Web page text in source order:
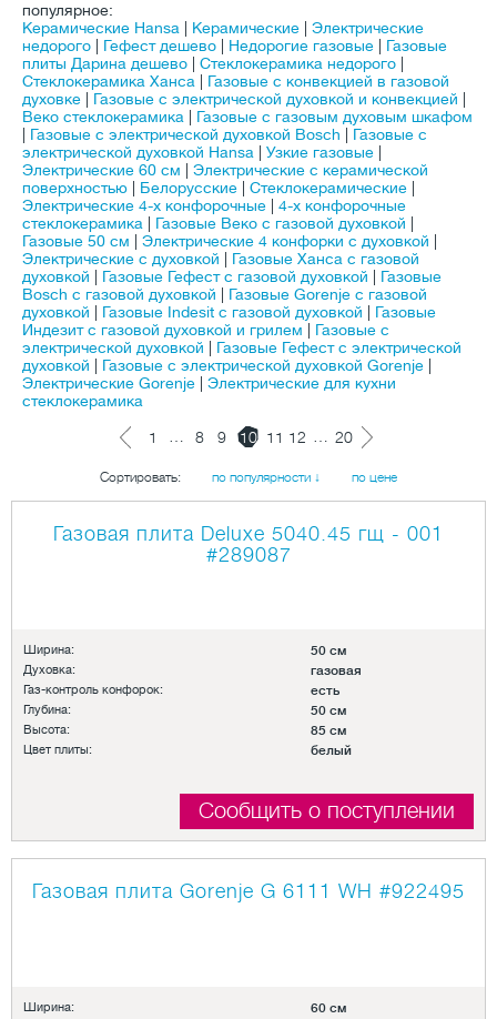
популярное:
Керамические Hansa
Керамические
Электрические
недорого
Гефест дешево Недорогие газовые
Газовые
плиты Дарина дешево
Стеклокерамика недорого
Стеклокерамика Ханса
Газовые с конвекцией в газовой
духовке
Газовые с электрической духовкой и конвекцией
Веко стеклокерамика
Газовые с газовым духовым шкафом
Газовые с электрической духовкой Bosch
Газовые с
электрической духовкой Hansa
Узкие газовые
Электрические 60 см
Электрические с керамической
поверхностью
Белорусские Стеклокерамические
Электрические 4-х конфорочные
4-х конфорочные
стеклокерамика
Газовые Веко с газовой духовкой
Газовые 50 см
Электрические 4 конфорки с духовкой
Электрические с духовкой
Газовые Ханса с газовой
духовкой
Газовые Гефест с газовой духовкой
Газовые
Bosch с газовой духовкой
Газовые Gorenje с газовой
духовкой
Газовые Indesit с газовой духовкой
Газовые
Индезит с газовой духовкой и грилем
Газовые с
электрической духовкой
Газовые Гефест с электрической
духовкой
Газовые с электрической духовкой Gorenje
Электрические Gorenje
Электрические для кухни
стеклокерамика
1 8 9 10 11 12 20
Сортировать: по популярности ↓ по цене
Газовая плита Deluxe 5040.45 гщ - 001
#289087
Ширина: 50 см
Духовка: газовая
Газ-контроль конфорок: есть
Глубина: 50 см
Высота: 85 см
Цвет плиты: белый
Сообщить о поступлении
Газовая плита Gorenje G 6111 WH #922495
Ширина: 60 см